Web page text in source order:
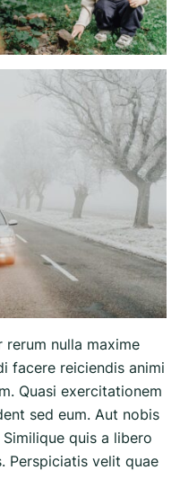
rerum nulla maxime
facere reiciendis animi
Quasi exercitationem
sed eum. Aut nobis
quis a libero
Perspiciatis velit quae